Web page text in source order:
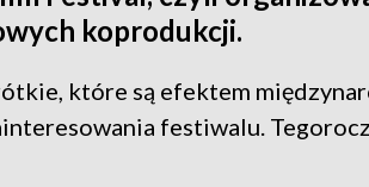
koprodukcji.
które są efektem
festiwalu.